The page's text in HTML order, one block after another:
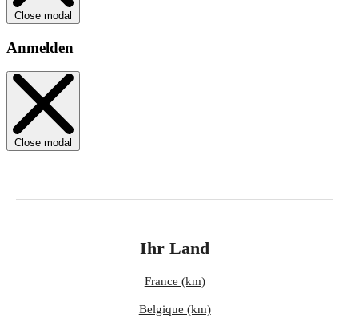
Close modal
Anmelden
Close modal
Ihr Land
France (km)
Belgique (km)